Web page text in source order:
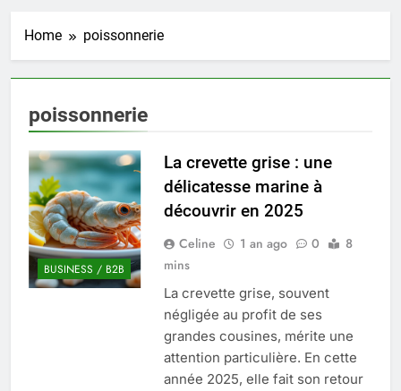
1 Semaine Ago
impact dans le domaine médical
4 Mois Ago
Quel est le salaire de Myriam Seurat en
2025 ?
4 Mois Ago
Okrami : comprendre ses
fonctionnalités clés et avantages
4 Mois Ago
Home poissonnerie
poissonnerie
BUSINESS / B2B
La crevette grise : une
délicatesse marine à
découvrir en 2025
Celine 1 an ago 0
8
mins
La crevette grise, souvent
négligée au profit de ses
grandes cousines, mérite une
attention particulière. En cette
année 2025, elle fait son retour